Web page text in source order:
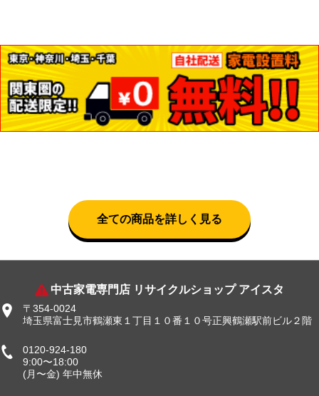
全ての商品を詳しく見る
中古家電専門店 リサイクルショップ アイスタ
〒354-0024
埼玉県富士見市鶴瀬東１丁目１０番１０号正興鶴瀬駅前ビル２階
0120-924-180
9:00〜18:00
(月〜金) 年中無休